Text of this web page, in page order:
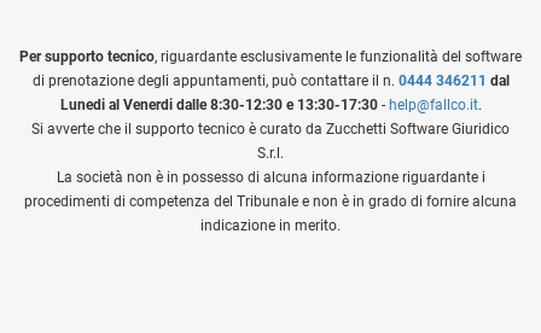
Per supporto tecnico, riguardante esclusivamente le funzionalità del software
di prenotazione degli appuntamenti, può contattare il n. 0444 346211 dal
Lunedi al Venerdi dalle 8:30-12:30 e 13:30-17:30- help@fallco.it.
Si avverte che il supporto tecnico è curato da Zucchetti Software Giuridico
S.r.l.
La società non è in possesso di alcuna informazione riguardante i
procedimenti di competenza del Tribunale e non è in grado di fornire alcuna
indicazione in merito.